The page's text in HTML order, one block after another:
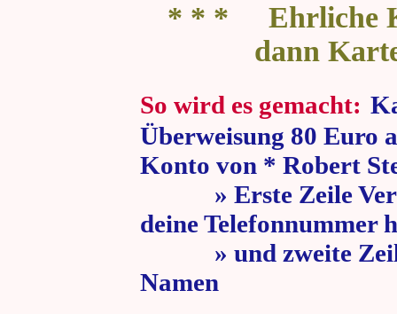
* * * Ehrliche
dann
So wird es gemacht:
Überweisung 80 Euro
Konto von * Robert
» Erste Zeile
deine Telefonnummer
» und zweite Zeile
Namen